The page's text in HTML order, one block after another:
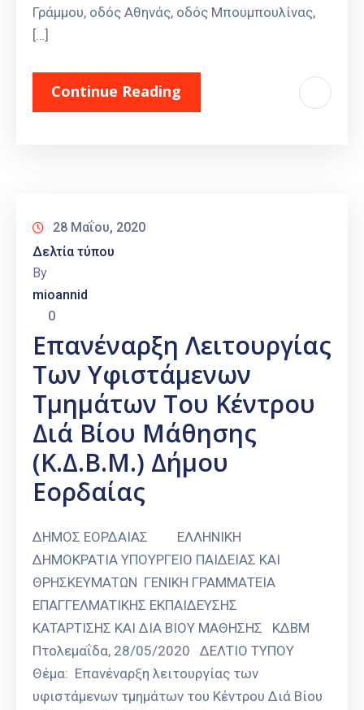
Γράμμου, οδός Αθηνάς, οδός Μπουμπουλίνας,
[…]
Continue Reading
28 Μαΐου, 2020
Δελτία τύπου
By
mioannid
0
Επανέναρξη Λειτουργίας
Των Υφιστάμενων
Τμημάτων Του Κέντρου
Διά Βίου Μάθησης
(Κ.Δ.Β.Μ.) Δήμου
Εορδαίας
ΔΗΜΟΣ ΕΟΡΔΑΙΑΣ ΕΛΛΗΝΙΚΗ
ΔΗΜΟΚΡΑΤΙΑ ΥΠΟΥΡΓΕΙΟ ΠΑΙΔΕΙΑΣ ΚΑΙ
ΘΡΗΣΚΕΥΜΑΤΩΝ ΓΕΝΙΚΗ ΓΡΑΜΜΑΤΕΙΑ
ΕΠΑΓΓΕΛΜΑΤΙΚΗΣ ΕΚΠΑΙΔΕΥΣΗΣ
ΚΑΤΑΡΤΙΣΗΣ ΚΑΙ ΔΙΑ ΒΙΟΥ ΜΑΘΗΣΗΣ ΚΔΒΜ
Πτολεμαΐδα, 28/05/2020 ΔΕΛΤΙΟ ΤΥΠΟΥ
Θέμα: Επανέναρξη λειτουργίας των
υφιστάμενων τμημάτων του Κέντρου Διά Βίου